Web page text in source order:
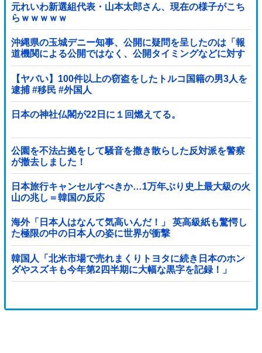
元れいわ新選組代表・山本太郎さん、現在の様子がこち
らｗｗｗｗｗ
沖縄県の玉城デニー知事、公開に疑問を呈したのは「報
道機関による公開ではなく、公開タイミングなどに対す
るものだった」とよくわからない説明
【ヤバい】100件以上の窃盗をしたトルコ国籍の男3人を
逮捕 #移民 #外国人
日本の神社仏閣が22日に１回燃えてる。
公園を不法占拠をして騒音を撒き散らした反対派を警察
が撤去しました！
日本旅行キャンセルすべきか…1万年ぶり史上最大級の火
山の兆し＝韓国の反応
海外「日本人はなんて気高いんだ！」 英高級紙も驚愕し
た極限の中の日本人の姿に世界が衝撃
韓国人「北米市場で売れまくりトヨタに続き日本のホン
ダやスズキも今年第2四半期に大幅な黒字を記録！」
→「あまりにも見事なV字回復‥」